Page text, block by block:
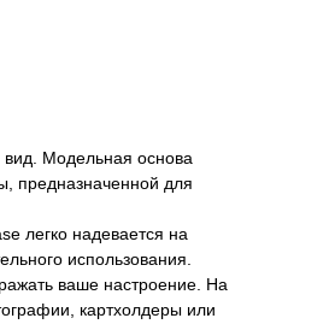
вид. Модельная основа
предназначенной для
легко надевается на
использования.
ваше настроение. На
картхолдеры или